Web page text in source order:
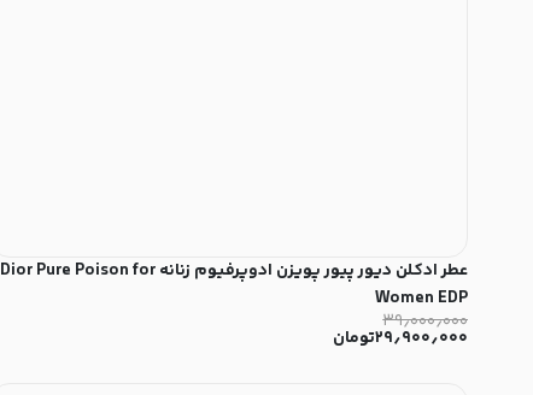
عطر ادکلن دیور پیور پویزن ادوپرفیوم زنانه Dior Pure Poison for
Women EDP
۳۹٫۰۰۰٫۰۰۰
۲۹٫۹۰۰٫۰۰۰تومان